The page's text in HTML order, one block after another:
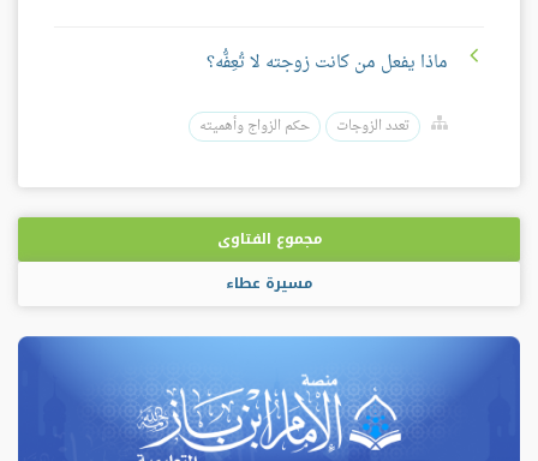
ماذا يفعل من كانت زوجته لا تُعِفُّه؟
تعدد الزوجات حكم الزواج وأهميته
مجموع الفتاوى
مسيرة عطاء